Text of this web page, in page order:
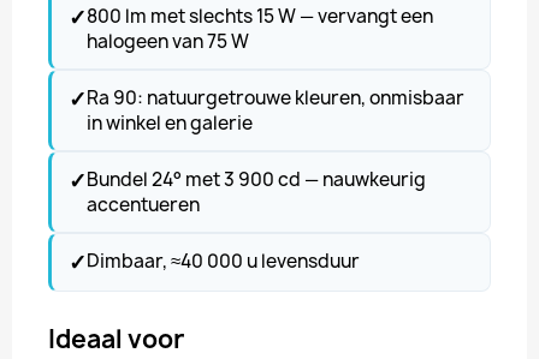
✓800 lm met slechts 15 W — vervangt een
halogeen van 75 W
✓Ra 90: natuurgetrouwe kleuren, onmisbaar
in winkel en galerie
✓Bundel 24° met 3 900 cd — nauwkeurig
accentueren
✓Dimbaar, ≈40 000 u levensduur
Ideaal voor